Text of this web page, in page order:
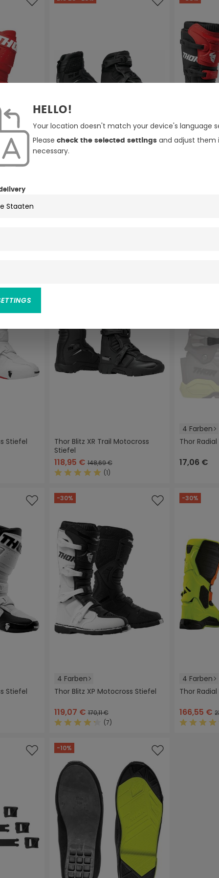
Stiefel
von 4.6 von 5 Sternen
(Diese
Thor Blitz
Stiefel
Thor Blitz XR Trail Motocross
Stiefel
118,95 €148,69 €
(1)
4 Farben
schwarz
Thor
17,06 €
Stiefel
-30%
4 Farben
schwarz
Thor Blitz XP Motocross Stiefel
119,07 €170,11 €
(7)
-30%
4 Farben
schwarz
Thor
166,55 €
-10%
HELLO!
Your location doesn't match your device's language
Please check the selected settingsand adjust them
necessary.